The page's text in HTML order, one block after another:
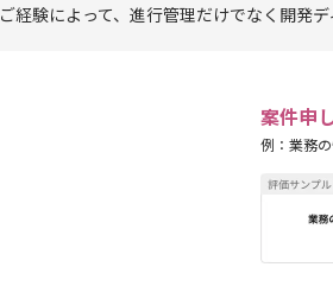
ご経験によって、進行管理だけでなく開発デ
案件申
例：業務